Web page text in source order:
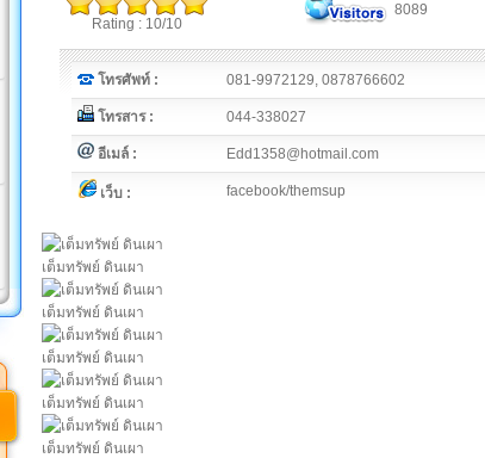
Rating : 10/10
8089
โทรศัพท์ : 081-9972129, 0878766602
โทรสาร : 044-338027
อีเมล์ : Edd1358@hotmail.com
เว็บ : facebook/themsup
เต็มทรัพย์ ดินเผา
เต็มทรัพย์ ดินเผา
เต็มทรัพย์ ดินเผา
เต็มทรัพย์ ดินเผา
เต็มทรัพย์ ดินเผา